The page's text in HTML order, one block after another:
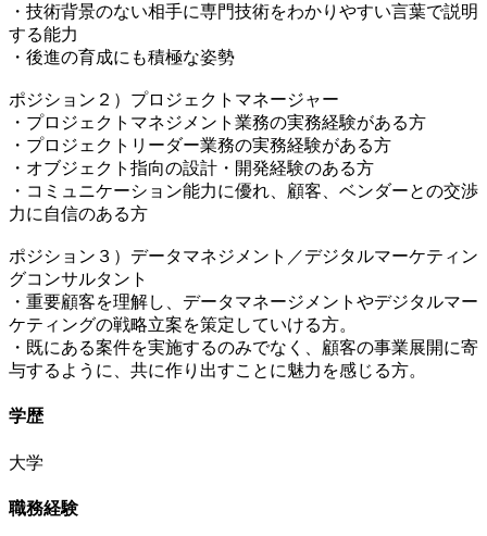
・技術背景のない相手に専門技術をわかりやすい言葉で説明
する能力
・後進の育成にも積極な姿勢
ポジション２）プロジェクトマネージャー
・プロジェクトマネジメント業務の実務経験がある方
・プロジェクトリーダー業務の実務経験がある方
・オブジェクト指向の設計・開発経験のある方
・コミュニケーション能力に優れ、顧客、ベンダーとの交渉
力に自信のある方
ポジション３）データマネジメント／デジタルマーケティン
グコンサルタント
・重要顧客を理解し、データマネージメントやデジタルマー
ケティングの戦略立案を策定していける方。
・既にある案件を実施するのみでなく、顧客の事業展開に寄
与するように、共に作り出すことに魅力を感じる方。
学歴
大学
職務経験